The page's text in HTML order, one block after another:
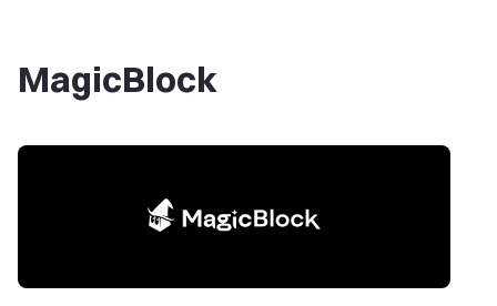
MagicBlock